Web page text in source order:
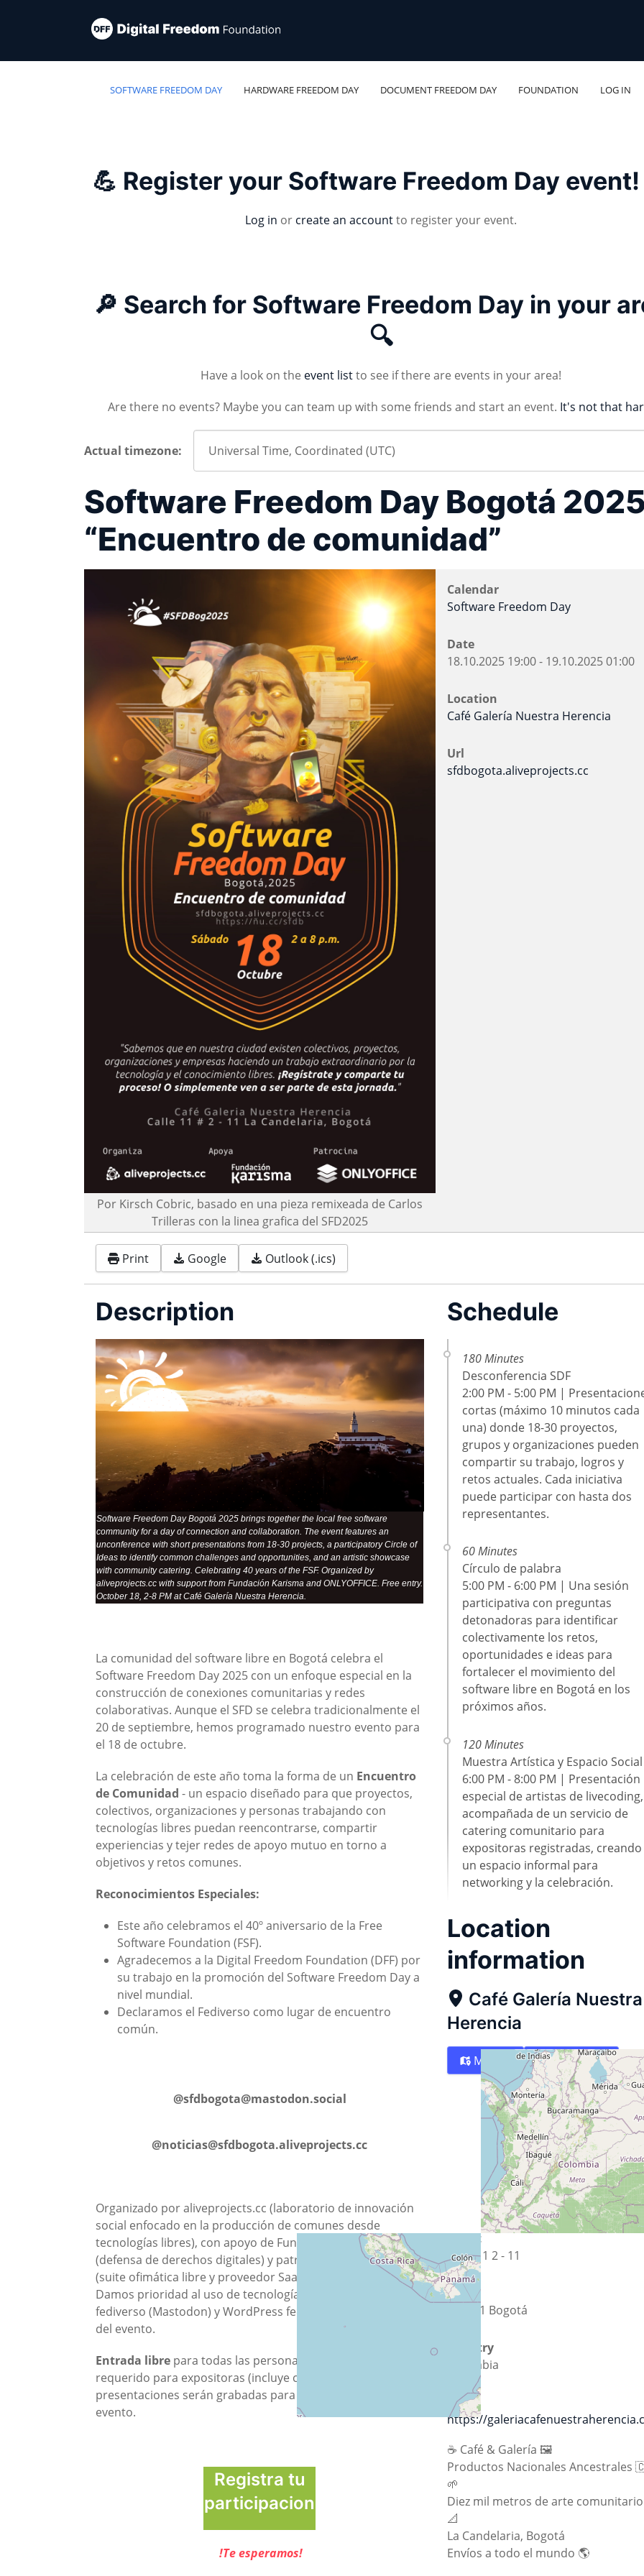
SOFTWARE FREEDOM DAY HARDWARE FREEDOM DAY DOCUMENT FREEDOM DAY FOUNDATION LOG IN
💪 Register your Software Freedom Day event!
Log in or create an accountto register your event.
🔎 Search for Software Freedom Day in your
🔍
Have a look on the event listto see if there are events in your area!
Are there no events? Maybe you can team up with some friends and start an event. It's not that
Actual timezone:
Software Freedom Day Bogotá
“Encuentro de comunidad”
Por Kirsch Cobric, basado en una pieza remixeada de Carlos
Trilleras con la linea grafica del SFD2025
Calendar
Software Freedom Day
Date
18.10.2025 19:00 - 19.10.2025 01:00
Location
Café Galería Nuestra Herencia
Url
sfdbogota.aliveprojects.cc
Print Google Outlook (.ics)
Description
Software Freedom Day Bogotá 2025 brings together the local free software
community for a day of connection and collaboration. The event features an
unconference with short presentations from 18-30 projects, a participatory Circle of
Ideas to identify common challenges and opportunities, and an artistic showcase
with community catering. Celebrating 40 years of the FSF. Organized by
aliveprojects.cc with support from Fundación Karisma and ONLYOFFICE. Free entry.
October 18, 2-8 PM at Café Galería Nuestra Herencia.
La comunidad del software libre en Bogotá celebra el
Software Freedom Day 2025 con un enfoque especial en la
construcción de conexiones comunitarias y redes
colaborativas. Aunque el SFD se celebra tradicionalmente el
20 de septiembre, hemos programado nuestro evento para
el 18 de octubre.
La celebración de este año toma la forma de un Encuentro
de Comunidad - un espacio diseñado para que proyectos,
colectivos, organizaciones y personas trabajando con
tecnologías libres puedan reencontrarse, compartir
experiencias y tejer redes de apoyo mutuo en torno a
objetivos y retos comunes.
Reconocimientos Especiales:
Este año celebramos el 40º aniversario de la Free
Software Foundation (FSF).
Agradecemos a la Digital Freedom Foundation (DFF) por
su trabajo en la promoción del Software Freedom Day a
nivel mundial.
Declaramos el Fediverso como lugar de encuentro
común.
@sfdbogota@mastodon.social
@noticias@sfdbogota.aliveprojects.cc
Organizado por aliveprojects.cc (laboratorio de innovación
social enfocado en la producción de comunes desde
tecnologías libres), con apoyo de Fundación Karisma
(defensa de derechos digitales) y patrocinio de ONLYOFFICE
(suite ofimática libre y proveedor SaaS ético).
Damos prioridad al uso de tecnologías libres destacando el
fediverso (Mastodon) y WordPress federado para la difusión
del evento.
Entrada libre para todas las personas asistentes. Registro
requerido para expositoras (incluye catering). Todas las
presentaciones serán grabadas para documentación del
evento.
Registra tu
participacion
!Te esperamos!
Schedule
180 Minutes
Desconferencia SDF
2:00 PM - 5:00 PM |
cortas (máximo 10 minutos cada
una) donde 18-30 proyectos,
grupos y organizaciones pueden
compartir su trabajo, logros y
retos actuales. Cada iniciativa
puede participar con hasta dos
representantes.
60 Minutes
Círculo de palabra
5:00 PM - 6:00 PM | Una sesión
participativa con preguntas
detonadoras para identificar
colectivamente los retos,
oportunidades e ideas para
fortalecer el movimiento del
software libre en Bogotá en los
próximos años.
120 Minutes
Muestra Artística y Espacio Social
6:00 PM - 8:00 PM | Presentación
especial de artistas de livecoding,
acompañada de un servicio de
catering comunitario para
expositoras registradas, creando
un espacio informal para
networking y la celebración.
Location
information
Café Galería Nuestra
Herencia
Map Directions
Street
Calle 11 2 - 11
City
111711 Bogotá
Country
Colombia
Url
https://
☕ Café & Galería 🖼️
Productos Nacionales Ancestrales
🌱
Diez mil metros de arte
📐
La Candelaria, Bogotá
Envíos a todo el mundo 🌎